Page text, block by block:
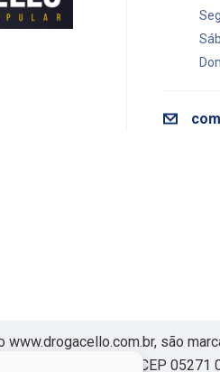
são
Fé – São Paulo – SP, CEP